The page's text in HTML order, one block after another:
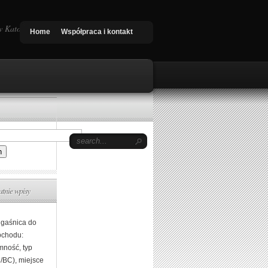
Katowice, Nowy Targ. Quad shop
Home Współpraca i kontakt
wpisy
do
typ
BC), miejsce